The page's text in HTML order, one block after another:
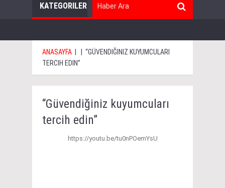
KATEGORILER
ANASAYFA | | “GÜVENDIĞINIZ KUYUMCULARI
TERCIH EDIN”
“Güvendiğiniz kuyumcuları
tercih edin”
https://youtu.be/tu0nPOemYsU